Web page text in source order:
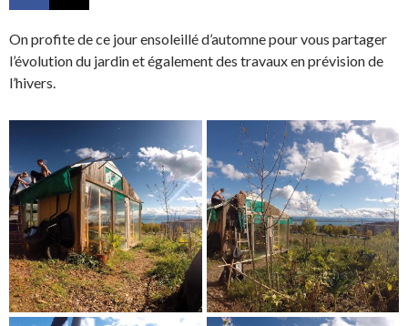
On profite de ce jour ensoleillé d’automne pour vous partager
l’évolution du jardin et également des travaux en prévision de
l’hivers.